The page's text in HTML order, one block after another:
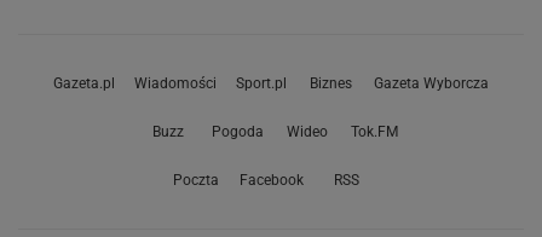
Gazeta.pl Wiadomości Sport.pl Biznes Gazeta Wyborcza
Buzz Pogoda Wideo Tok.FM
Poczta Facebook RSS